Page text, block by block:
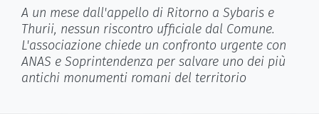
A un mese dall'appello di Ritorno a Sybaris e
Thurii, nessun riscontro ufficiale dal Comune.
L'associazione chiede un confronto urgente con
ANAS e Soprintendenza per salvare uno dei più
antichi monumenti romani del territorio